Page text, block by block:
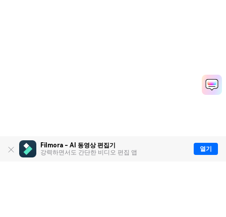
Filmora - AI 동영상 편집기
강력하면서도 간단한 비디오 편집 앱
열기